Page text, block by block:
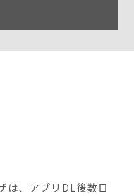
は、アプリDL後数日